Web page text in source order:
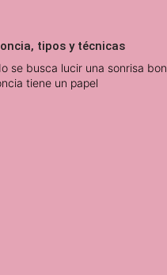
tipos y técnicas
se busca lucir una sonrisa
tiene un papel